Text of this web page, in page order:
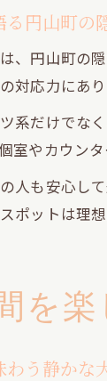
円山町の
、円山町の
対応力にあり
系だけでな
室やカウン
人も安心し
ポットは理想
を
う静かな